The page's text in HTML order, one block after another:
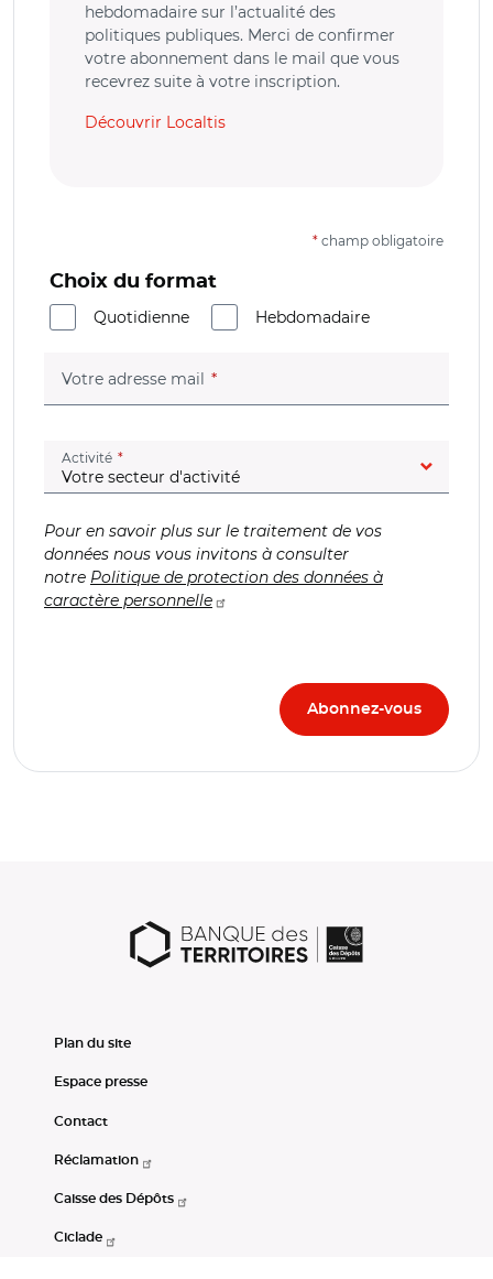
hebdomadaire sur l’actualité des
politiques publiques. Merci de confirmer
votre abonnement dans le mail que vous
recevrez suite à votre inscription.
Découvrir Localtis
* champ obligatoire
Choix du format
Quotidienne
Hebdomadaire
Votre adresse mail (champ obligatoire)
Activité (champ obligatoire)
Pour en savoir plus sur le traitement de vos
données nous vous invitons à consulter
notre Politique de protection des données à
caractère personnelle
Plan du site
Espace presse
Contact
Réclamation
Caisse des Dépôts
Ciclade